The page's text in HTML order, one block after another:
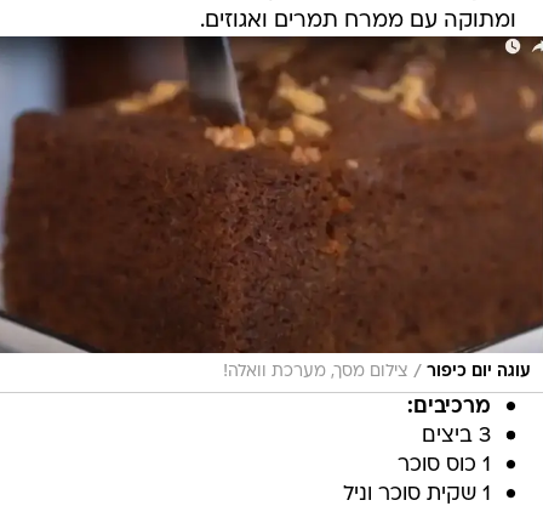
ומתוקה עם ממרח תמרים ואגוזים.
עוגה יום כיפור / צילום מסך, מערכת וואלה!
מרכיבים:
3 ביצים
1 כוס סוכר
1 שקית סוכר וניל